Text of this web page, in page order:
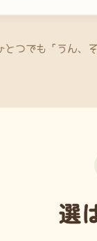
とつでも「うん、
選